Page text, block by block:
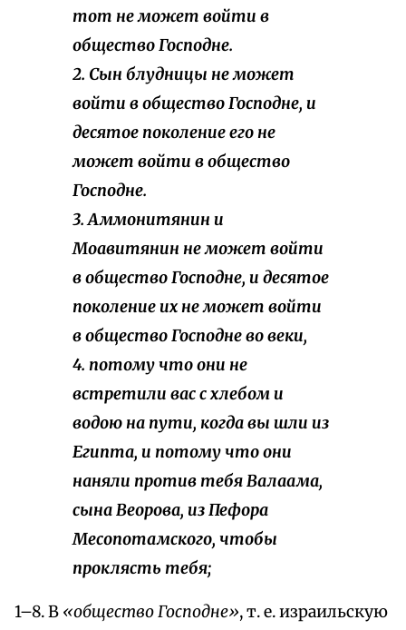
тот не может войти в
общество Господне.
2. Сын блудницы не может
войти в общество Господне, и
десятое поколение его не
может войти в общество
Господне.
3. Аммонитянин и
Моавитянин не может войти
в общество Господне, и десятое
поколение их не может войти
в общество Господне во веки,
4. потому что они не
встретили вас с хлебом и
водою на пути, когда вы шли из
Египта, и потому что они
наняли против тебя Валаама,
сына Веорова, из Пефора
Месопотамского, чтобы
проклясть тебя;
1–8. В «общество Господне», т. е. израильскую